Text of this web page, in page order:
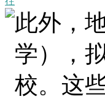
此外，
学），
校。这